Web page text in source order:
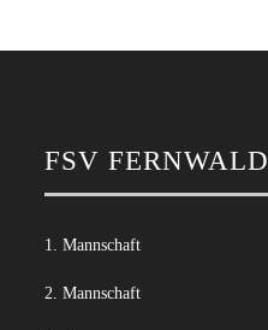
FSV FERNWALD
1. Mannschaft
2. Mannschaft